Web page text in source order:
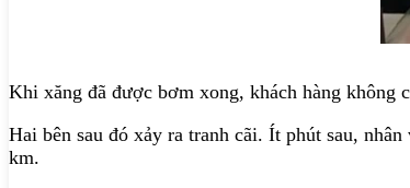
Khi xăng đã được bơm xong, khách hàng không
Hai bên sau đó xảy ra tranh cãi. Ít phút sau,
km.